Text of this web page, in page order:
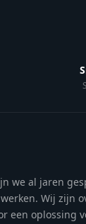
we al jaren
Wij zijn
een oplossing